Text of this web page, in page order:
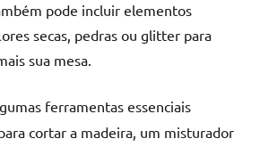
pode incluir elementos
secas, pedras ou glitter para
sua mesa.
ferramentas essenciais
cortar a madeira, um misturador